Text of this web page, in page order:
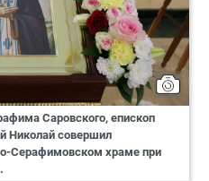
Саровского, епископ
Николай совершил
Серафимовском храме при